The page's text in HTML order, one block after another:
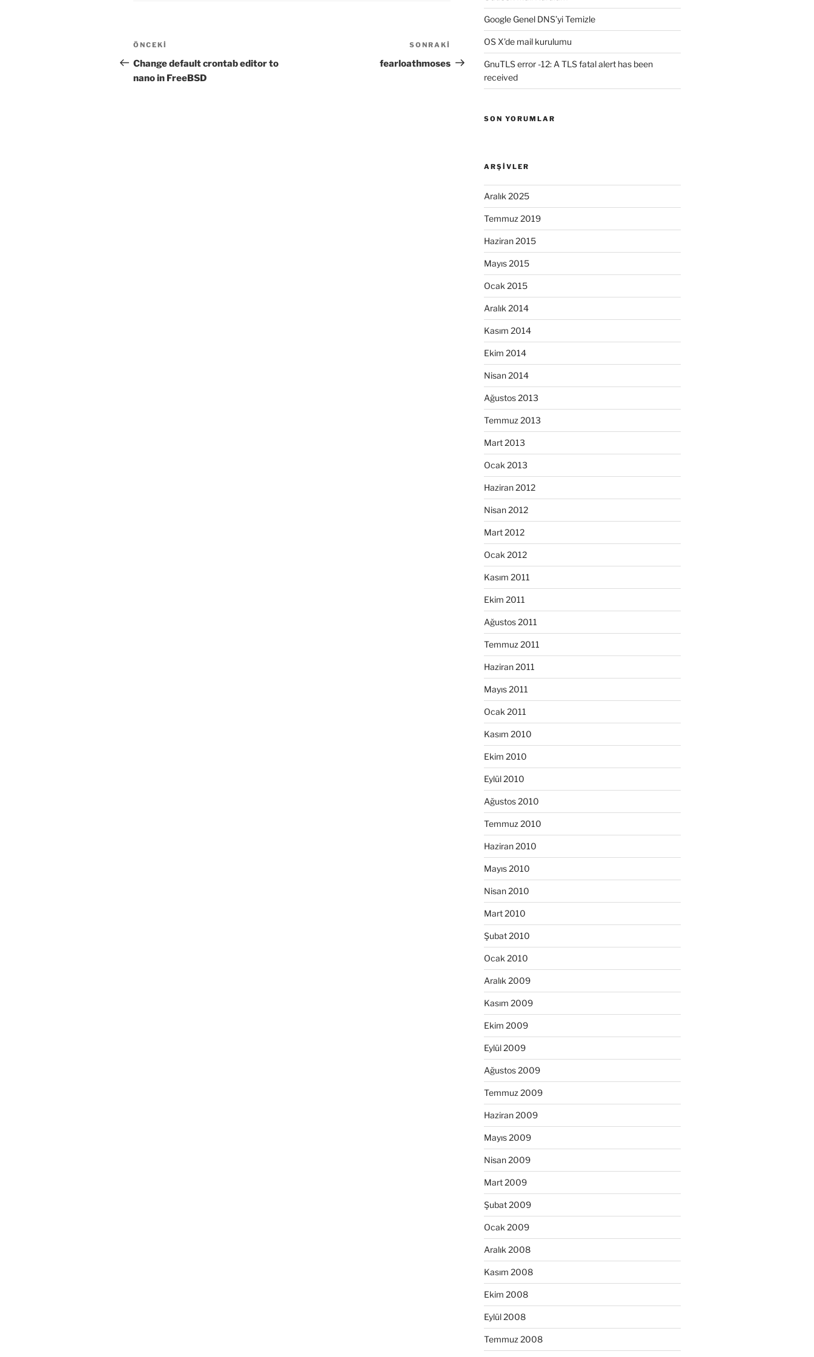
Yazı
gezinmesi
Önceki
Yazı
ÖNCEKI
Change default crontab editor to
nano in FreeBSD
Sonraki
Yazı
SONRAKI
fearloathmoses
Google Genel DNS’yi Temizle
OS X’de mail kurulumu
GnuTLS error -12: A TLS fatal alert has been
received
SON YORUMLAR
ARŞIVLER
Aralık 2025
Temmuz 2019
Haziran 2015
Mayıs 2015
Ocak 2015
Aralık 2014
Kasım 2014
Ekim 2014
Nisan 2014
Ağustos 2013
Temmuz 2013
Mart 2013
Ocak 2013
Haziran 2012
Nisan 2012
Mart 2012
Ocak 2012
Kasım 2011
Ekim 2011
Ağustos 2011
Temmuz 2011
Haziran 2011
Mayıs 2011
Ocak 2011
Kasım 2010
Ekim 2010
Eylül 2010
Ağustos 2010
Temmuz 2010
Haziran 2010
Mayıs 2010
Nisan 2010
Mart 2010
Şubat 2010
Ocak 2010
Aralık 2009
Kasım 2009
Ekim 2009
Eylül 2009
Ağustos 2009
Temmuz 2009
Haziran 2009
Mayıs 2009
Nisan 2009
Mart 2009
Şubat 2009
Ocak 2009
Aralık 2008
Kasım 2008
Ekim 2008
Eylül 2008
Temmuz 2008